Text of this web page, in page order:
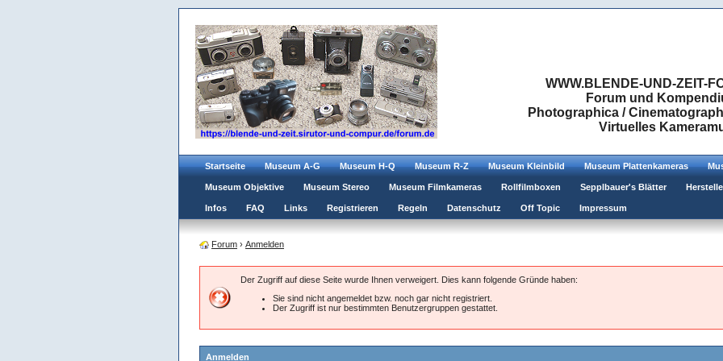
WWW.BLENDE-UND-ZEIT-
Forum und
Photographica /
Virtuelles
Startseite Museum A-G Museum H-Q Museum R-Z Museum Kleinbild Museum Plattenkameras
Museum Objektive Museum Stereo Museum Filmkameras Rollfilmboxen Sepplbauer's Blätter
Infos FAQ Links Registrieren Regeln Datenschutz Off Topic Impressum
Forum › Anmelden
Der Zugriff auf diese Seite wurde Ihnen verweigert. Dies kann folgende Gründe haben:
Sie sind nicht angemeldet bzw. noch gar nicht registriert.
Der Zugriff ist nur bestimmten Benutzergruppen gestattet.
Anmelden